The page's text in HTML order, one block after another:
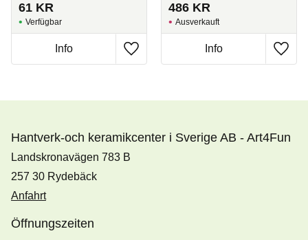
61 KR
Zu Favoriten hinzufügen
486 KR
Zu
Ausverkauft
Hantverk-och keramikcenter i Sverige AB - Art4Fun
Landskronavägen 783 B
257 30 Rydebäck
Anfahrt
Öffnungszeiten